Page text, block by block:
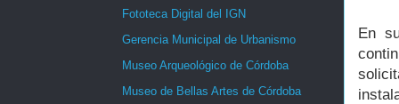
En
Fototeca Digital del IGN
Gerencia Municipal de Urbanismo
Museo Arqueológico de Córdoba
Museo de Bellas Artes de Córdoba